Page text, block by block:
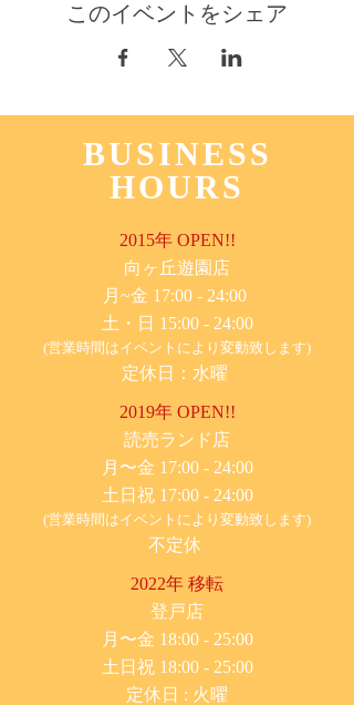
このイベントをシェア
BUSINESS
HOURS
2015年 OPEN!!
​向ヶ丘遊園店
月~金 17:00 - 24:00
土・日 15:00 - 24:00
(営業時間はイベントにより変動致します)
定休日：水曜
2019年 OPEN!!
​読売ランド店
月〜金 17:00 - 24:00
土日祝 17:00 - 24:00
(営業時間はイベントにより変動致します)
不定休
2022年 移転
​登戸店
月〜金 18:00 - 25:00
土日祝 18:00 - 25:00
​定休日 : 火曜